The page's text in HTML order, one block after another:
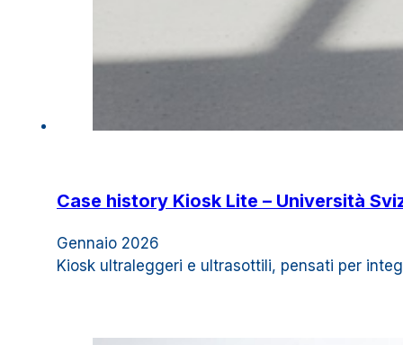
Case history Kiosk Lite – Università
Gennaio 2026
Kiosk ultraleggeri e ultrasottili, pensati per